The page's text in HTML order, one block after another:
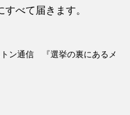
べて届きます。
トン通信 『選挙の裏にあるメ